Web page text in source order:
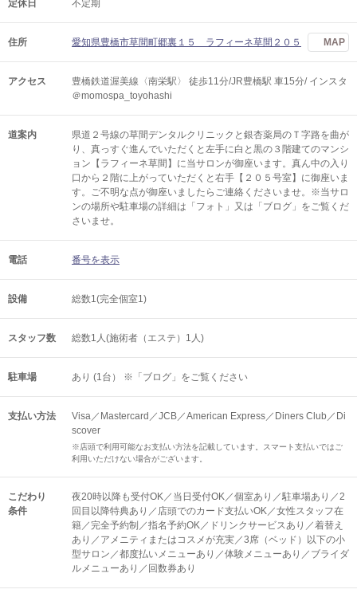
定休日 不定期
住所 愛知県豊橋市草間町郷裏１５ ラフィーネ草間２０５ MAP
アクセス
豊橋鉄道渥美線〈南栄駅〉 徒歩11分/JR豊橋駅 車15分/ インスタ
＠momospa_toyohashi
道案内
県道２号線の草間デンタルクリニックと銀杏薬局のＴ字路を曲が
り、真っすぐ進んでいただくと左手に白と黒の３階建てのマンシ
ョン【ラフィーネ草間】に当サロンが御座います。真ん中の入り
口から２階に上がっていただくと右手【２０５号室】に御座いま
す。ご不明な点が御座いましたらご連絡くださいませ。※当サロ
ンの場所や駐車場の詳細は「フォト」又は「ブログ」をご覧くだ
さいませ。
電話 番号を表示
設備 総数1(完全個室1)
スタッフ数 総数1人(施術者（エステ）1人)
駐車場 あり (1台） ※「ブログ」をご覧ください
支払い方法
Visa／Mastercard／JCB／American Express／Diners Club／Di
scover
※店頭で利用可能なお支払い方法を記載しています。スマート支払いではご
利用いただけない場合がございます。
こだわり
条件
夜20時以降も受付OK／当日受付OK／個室あり／駐車場あり／2
回目以降特典あり／店頭でのカード支払いOK／女性スタッフ在
籍／完全予約制／指名予約OK／ドリンクサービスあり／着替え
あり／アメニティまたはコスメが充実／3席（ベッド）以下の小
型サロン／都度払いメニューあり／体験メニューあり／ブライダ
ルメニューあり／回数券あり